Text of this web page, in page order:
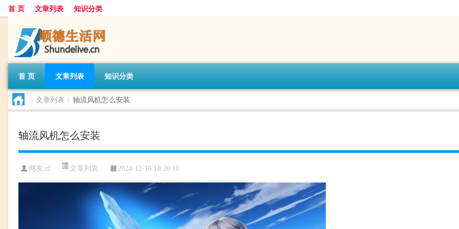
首 页 文章列表 知识分类
首 页 文章列表 知识分类
> 文章列表 > 轴流风机怎么安装
轴流风机怎么安装
网友:zl 文章列表 2024-12-16 18:20:10